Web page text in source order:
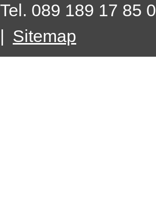
Tel. 089 189 17 85 0
| Sitemap